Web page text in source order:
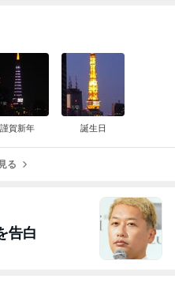
謹賀新年 誕生日
る
告白